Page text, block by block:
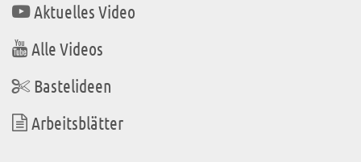
Aktuelles Video
Alle Videos
Bastelideen
Arbeitsblätter